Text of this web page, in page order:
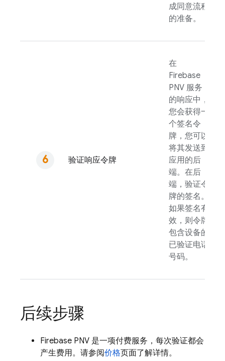
成同意流程
的准备。
验证响应令牌
在
Firebase
PNV 服务
的响应中，
您会获得一
个签名令
牌，您可以
将其发送到
应用的后
端。在后
端，验证令
牌的签名。
如果签名有
效，则令牌
包含设备的
已验证电话
号码。
后续步骤
Firebase PNV 是一项付费服务，每次验证都会
产生费用。请参阅价格页面了解详情。